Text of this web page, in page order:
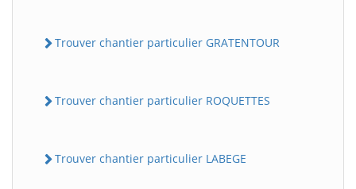
Trouver chantier particulier GRATENTOUR
Trouver chantier particulier ROQUETTES
Trouver chantier particulier LABEGE